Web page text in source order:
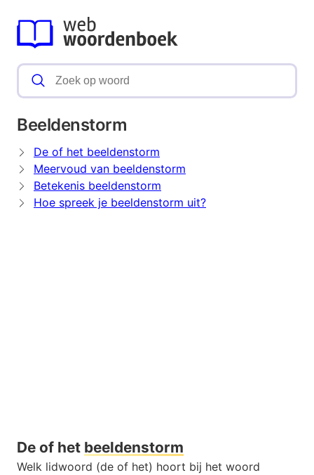
Beeldenstorm
De of het beeldenstorm
Meervoud van beeldenstorm
Betekenis beeldenstorm
Hoe spreek je beeldenstorm uit?
De of het beeldenstorm
Welk lidwoord (de of het) hoort bij het woord